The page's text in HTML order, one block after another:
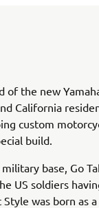
the new
California
custom
build.
base, Go
US soldiers
was born as